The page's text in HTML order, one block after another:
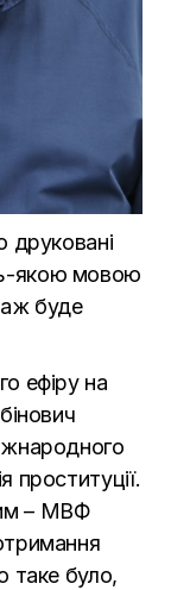
друковані
якою мовою
буде
ефіру на
проституції.
– МВФ
таке було,